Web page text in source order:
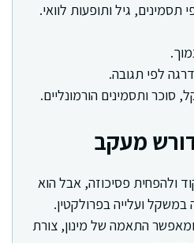
תסמינים, גיל ותופעות לוואי.
לפי תגובה.
סוכר ותסמינים הורמונליים.
מעקב
ולהפחית פסיכוזה, אבל הוא
במשקל ועלייה בפרולקטין.
התאמה של מינון, צורת